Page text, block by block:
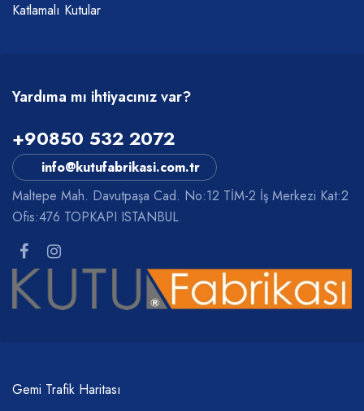
Katlamalı Kutular
Yardıma mı ihtiyacınız var?
+90850 532 2072
info@kutufabrikasi.com.tr
Maltepe Mah. Davutpaşa Cad. No:12 TİM-2 İş Merkezi Kat:2
Ofis:476 TOPKAPI ISTANBUL
Gemi Trafik Haritası